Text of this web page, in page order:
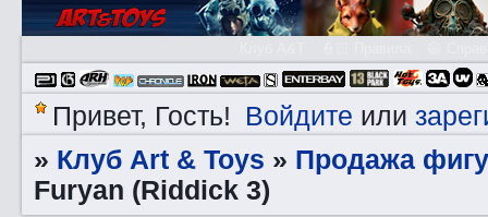
Привет, Гость! Войдите или
» Клуб Art & Toys » Продажа
Furyan (Riddick 3)